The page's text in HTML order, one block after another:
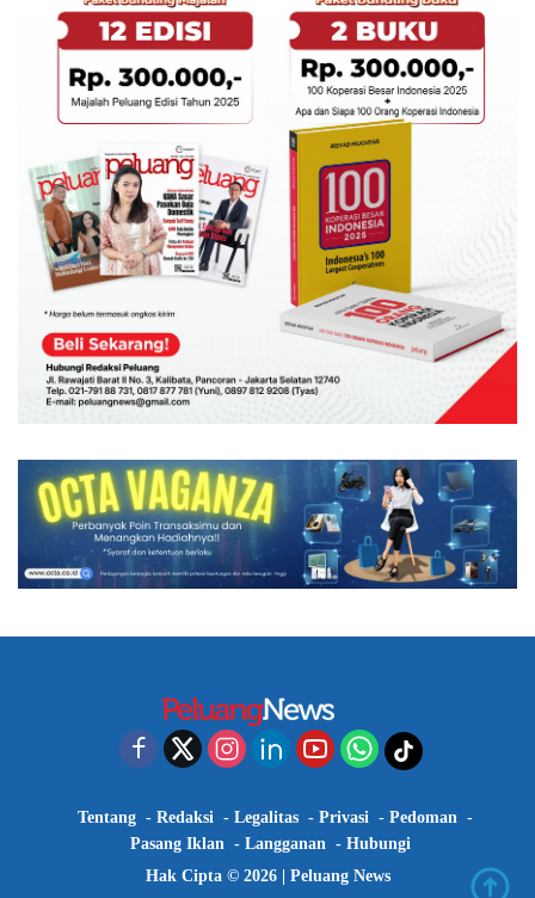
Tentang Redaksi Legalitas Privasi
Pedoman
Pasang Iklan
Langganan
Hubungi
Hak Cipta © 2026 | Peluang News